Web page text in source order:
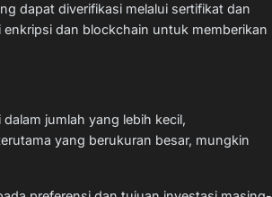
dapat diverifikasi melalui sertifikat dan
dan blockchain untuk memberikan
jumlah yang lebih kecil,
yang berukuran besar, mungkin